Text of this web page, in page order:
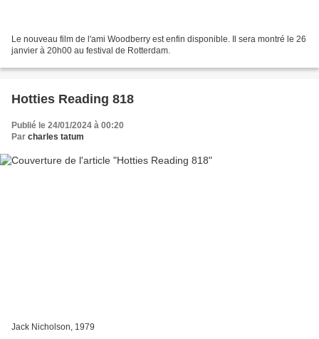
Le nouveau film de l'ami Woodberry est enfin disponible. Il sera montré le 26
janvier à 20h00 au festival de Rotterdam.
Hotties Reading 818
Publié le 24/01/2024 à 00:20
Par charles tatum
Jack Nicholson, 1979